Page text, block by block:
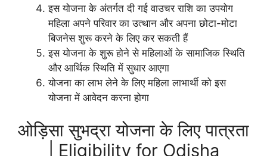
इस योजना के अंतर्गत दी गई वाउचर राशि का उपयोग
महिला अपने परिवार का उत्थान और अपना छोटा-मोटा
बिजनेस शुरू करने के लिए कर सकती हैं
इस योजना के शुरू होने से महिलाओं के सामाजिक स्थिति
और आर्थिक स्थिति में सुधार आएगा
योजना का लाभ लेने के लिए महिला लाभार्थी को इस
योजना में आवेदन करना होगा
ओड़िसा सुभद्रा योजना के लिए पात्रता
| Eligibility for Odisha